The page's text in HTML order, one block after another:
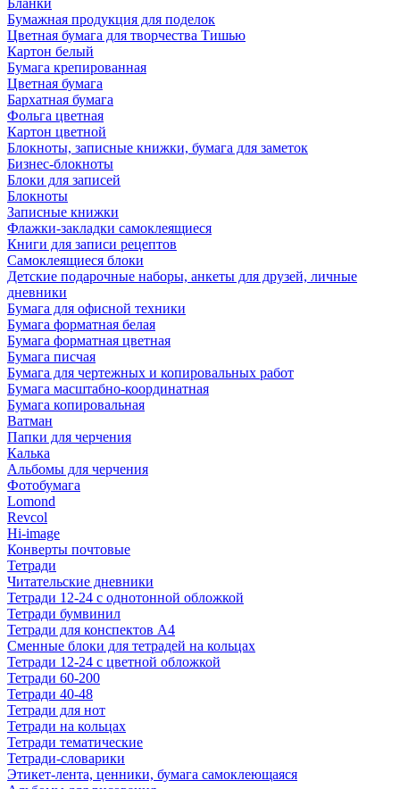
Бланки
Бумажная продукция для поделок
Цветная бумага для творчества Тишью
Картон белый
Бумага крепированная
Цветная бумага
Бархатная бумага
Фольга цветная
Картон цветной
Блокноты, записные книжки, бумага для заметок
Бизнес-блокноты
Блоки для записей
Блокноты
Записные книжки
Флажки-закладки самоклеящиеся
Книги для записи рецептов
Самоклеящиеся блоки
Детские подарочные наборы, анкеты для друзей, личные
дневники
Бумага для офисной техники
Бумага форматная белая
Бумага форматная цветная
Бумага писчая
Бумага для чертежных и копировальных работ
Бумага масштабно-координатная
Бумага копировальная
Ватман
Папки для черчения
Калька
Альбомы для черчения
Фотобумага
Lomond
Revcol
Hi-image
Конверты почтовые
Тетради
Читательские дневники
Тетради 12-24 с однотонной обложкой
Тетради бумвинил
Тетради для конспектов А4
Сменные блоки для тетрадей на кольцах
Тетради 12-24 с цветной обложкой
Тетради 60-200
Тетради 40-48
Тетради для нот
Тетради на кольцах
Тетради тематические
Тетради-словарики
Этикет-лента, ценники, бумага самоклеющаяся